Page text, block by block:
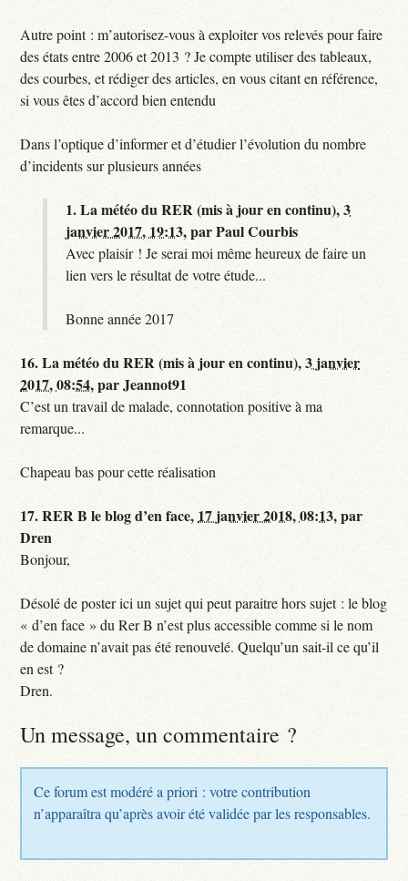
Autre point : m’autorisez-vous à exploiter vos relevés pour faire
des états entre 2006 et 2013 ? Je compte utiliser des tableaux,
des courbes, et rédiger des articles, en vous citant en référence,
si vous êtes d’accord bien entendu
Dans l’optique d’informer et d’étudier l’évolution du nombre
d’incidents sur plusieurs années
1.La météo du RER (mis à jour en continu),3
janvier 2017, 19:13,parPaul Courbis
Avec plaisir ! Je serai moi même heureux de faire un
lien vers le résultat de votre étude...
Bonne année 2017
16.La météo du RER (mis à jour en continu),3 janvier
2017, 08:54,parJeannot91
C’est un travail de malade, connotation positive à ma
remarque...
Chapeau bas pour cette réalisation
17.RER B le blog d’en face, 17 janvier 2018, 08:13,par
Dren
Bonjour,
Désolé de poster ici un sujet qui peut paraitre hors sujet : le blog
« d’en face » du Rer B n’est plus accessible comme si le nom
de domaine n’avait pas été renouvelé. Quelqu’un sait-il ce qu’il
en est ?
Dren.
Un message, un commentaire ?
Ce forum est modéré a priori : votre contribution
n’apparaîtra qu’après avoir été validée par les responsables.